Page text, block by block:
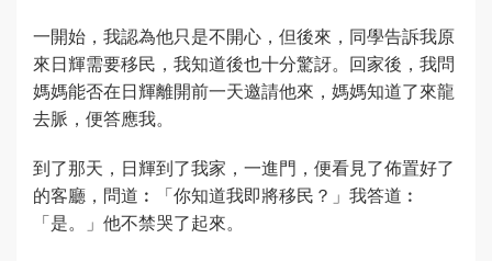
一開始，我認為他只是不開心，但後來，同學告訴我原
來日輝需要移民，我知道後也十分驚訝。回家後，我問
媽媽能否在日輝離開前一天邀請他來，媽媽知道了來龍
去脈，便答應我。
到了那天，日輝到了我家，一進門，便看見了佈置好了
的客廳，問道︰「你知道我即將移民？」我答道︰
「是。」他不禁哭了起來。